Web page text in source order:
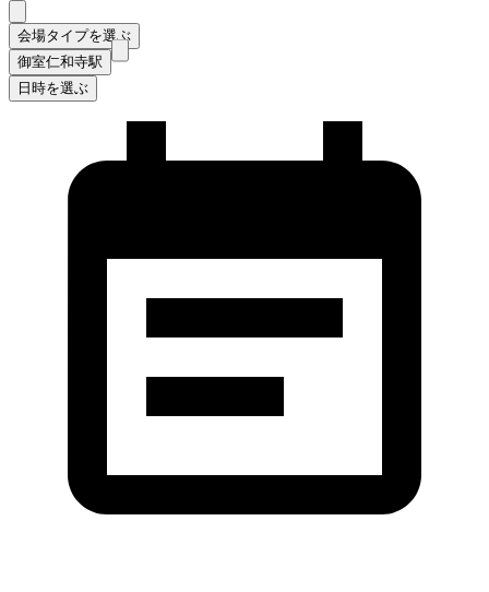
会場タイプを選ぶ
御室仁和寺駅
日時を選ぶ